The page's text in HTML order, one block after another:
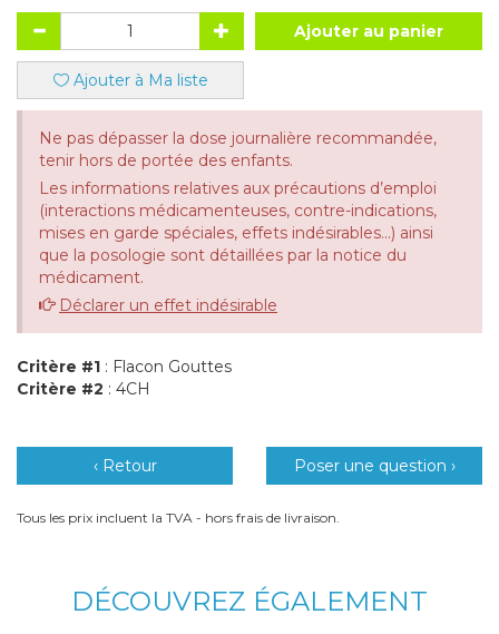
Ajouter au panier
Ajouter à Ma liste
Ne pas dépasser la dose journalière recommandée,
tenir hors de portée des enfants.
Les informations relatives aux précautions d’emploi
(interactions médicamenteuses, contre-indications,
mises en garde spéciales, effets indésirables...) ainsi
que la posologie sont détaillées par la notice du
médicament.
Déclarer un effet indésirable
Critère #1 : Flacon Gouttes
Critère #2 : 4CH
‹ Retour Poser une question ›
Tous les prix incluent la TVA - hors frais de livraison.
DÉCOUVREZ ÉGALEMENT